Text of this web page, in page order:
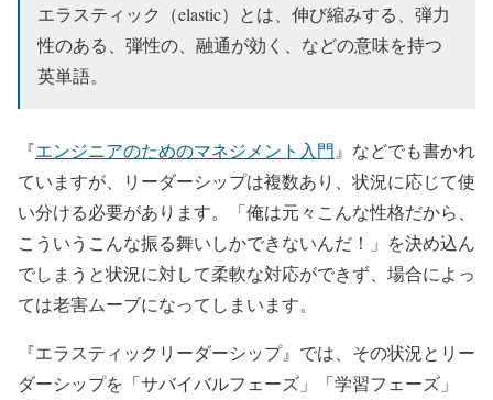
エラスティック（elastic）とは、伸び縮みする、弾力
性のある、弾性の、融通が効く、などの意味を持つ
英単語。
『エンジニアのためのマネジメント入門 』などでも書かれ
ていますが、リーダーシップは複数あり、状況に応じて使
い分ける必要があります。「俺は元々こんな性格だから、
こういうこんな振る舞いしかできないんだ！」を決め込ん
でしまうと状況に対して柔軟な対応ができず、場合によっ
ては老害ムーブになってしまいます。
『エラスティックリーダーシップ』では、その状況とリー
ダーシップを「サバイバルフェーズ」「学習フェーズ」